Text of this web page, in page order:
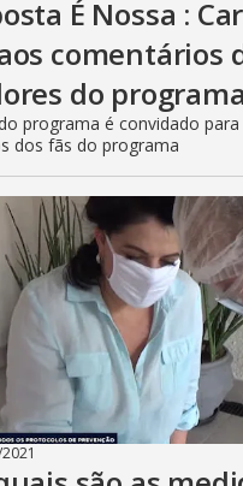
É Nossa :
comentários
do programa
programa é convidado
dos fãs do programa